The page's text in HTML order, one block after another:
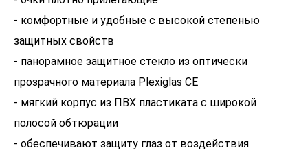
- комфортные и удобные с высокой степенью
защитных свойств
- панорамное защитное стекло из оптически
прозрачного материала Plexiglas CE
- мягкий корпус из ПВХ пластиката с широкой
полосой обтюрации
- обеспечивают защиту глаз от воздействия